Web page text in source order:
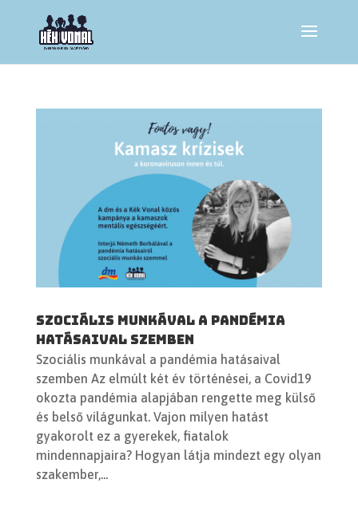
Szociális munkával a pandémia
hatásaival szemben
Szociális munkával a pandémia hatásaival
szemben Az elmúlt két év történései, a Covid19
okozta pandémia alapjában rengette meg külső
és belső világunkat. Vajon milyen hatást
gyakorolt ez a gyerekek, fiatalok
mindennapjaira? Hogyan látja mindezt egy olyan
szakember,...